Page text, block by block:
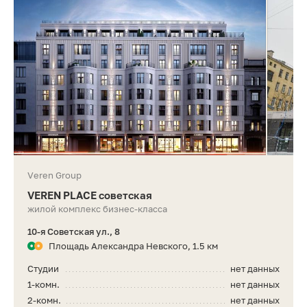
Veren Group
VEREN PLACE советская
жилой комплекс бизнес-класса
10-я Советская ул., 8
Площадь Александра Невского, 1.5 км
нет данных
Студии
нет данных
1-комн.
нет данных
2-комн.